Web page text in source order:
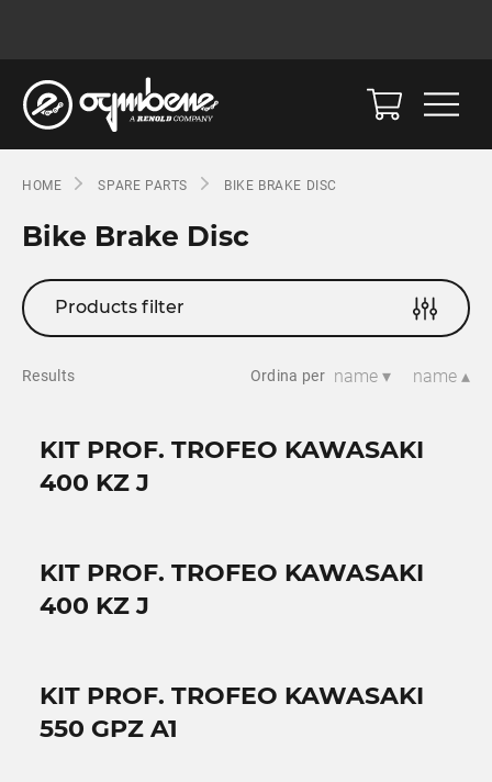
HOME SPARE PARTS BIKE BRAKE DISC
Bike Brake Disc
Products filter
Results Ordina per name ▾ name ▴
KIT PROF. TROFEO KAWASAKI
400 KZ J
KIT PROF. TROFEO KAWASAKI
400 KZ J
KIT PROF. TROFEO KAWASAKI
550 GPZ A1